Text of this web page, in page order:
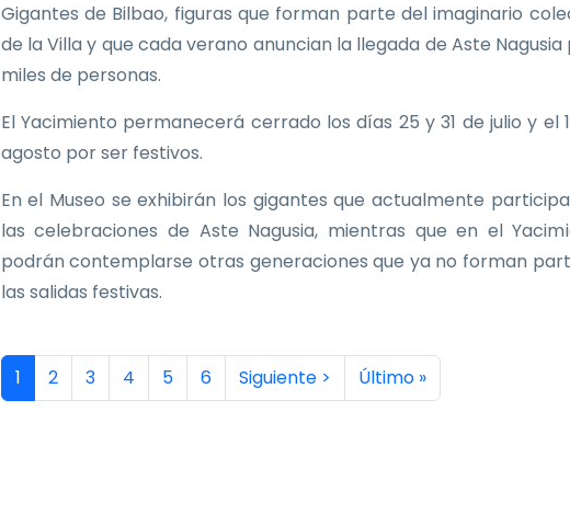
Gigantes de Bilbao, figuras que forman parte del imaginario
de la Villa y que cada verano anuncian la llegada de Aste Nagusia
miles de personas.
El Yacimiento permanecerá cerrado los días 25 y 31 de julio y el
agosto por ser festivos.
En el Museo se exhibirán los gigantes que actualmente
las celebraciones de Aste Nagusia, mientras que en el
podrán contemplarse otras generaciones que ya no forman
las salidas festivas.
Paginación
Página actual
1 Página
2 Página
3 Página
4 Página
5 Página
6 Siguiente página
Siguiente > Última página
Último »